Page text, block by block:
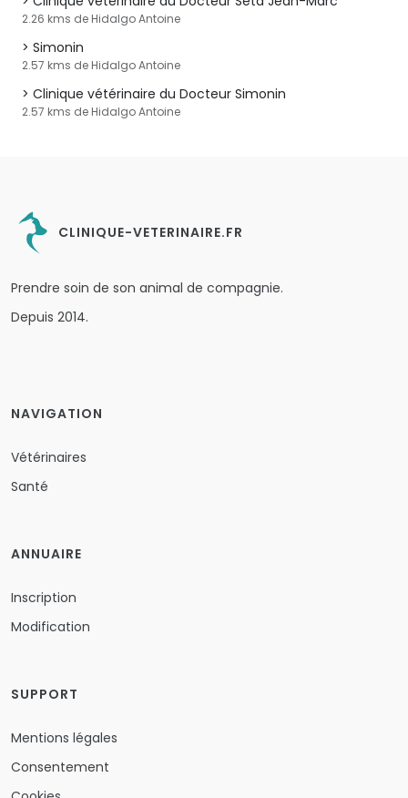
2.26 kms de Hidalgo Antoine
Simonin
2.57 kms de Hidalgo Antoine
Clinique vétérinaire du Docteur Simonin
2.57 kms de Hidalgo Antoine
CLINIQUE-VETERINAIRE.FR
Prendre soin de son animal de compagnie.
Depuis 2014.
NAVIGATION
Vétérinaires
Santé
ANNUAIRE
Inscription
Modification
SUPPORT
Mentions légales
Consentement